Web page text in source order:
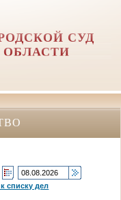
СУД
списку дел